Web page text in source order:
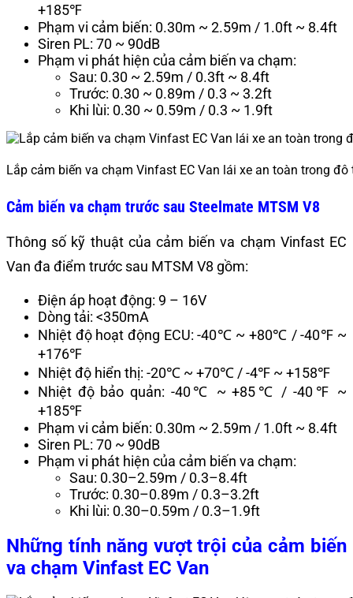
+185℉
Phạm vi cảm biến: 0.30m ~ 2.59m / 1.0ft ~ 8.4ft
Siren PL: 70 ~ 90dB
Phạm vi phát hiện của cảm biến va chạm:
Sau: 0.30 ~ 2.59m / 0.3ft ~ 8.4ft
Trước: 0.30 ~ 0.89m / 0.3 ~ 3.2ft
Khi lùi: 0.30 ~ 0.59m / 0.3 ~ 1.9ft
Lắp cảm biến va chạm Vinfast EC Van lái xe an toàn trong đô
Cảm biến va chạm trước sau Steelmate MTSM V8
Thông số kỹ thuật của cảm biến va chạm Vinfast EC
Van đa điểm trước sau MTSM V8 gồm:
Điện áp hoạt động: 9 – 16V
Dòng tải: <350mA
Nhiệt độ hoạt động ECU: -40℃ ~ +80℃ / -40℉ ~
+176℉
Nhiệt độ hiển thị: -20℃ ~ +70℃ / -4℉ ~ +158℉
Nhiệt độ bảo quản: -40℃ ~ +85℃ / -40℉ ~
+185℉
Phạm vi cảm biến: 0.30m ~ 2.59m / 1.0ft ~ 8.4ft
Siren PL: 70 ~ 90dB
Phạm vi phát hiện của cảm biến va chạm:
Sau: 0.30–2.59m / 0.3–8.4ft
Trước: 0.30–0.89m / 0.3–3.2ft
Khi lùi: 0.30–0.59m / 0.3–1.9ft
Những tính năng vượt trội của cảm biến
va chạm Vinfast EC Van